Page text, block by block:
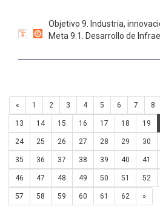
Objetivo 9. Industria,
Meta 9.1. Desarrollo de
« 1 2 3 4 5 6 7 8
13 14 15 16 17 18 19
24 25 26 27 28 29 30
35 36 37 38 39 40 41
46 47 48 49 50 51 52
57 58 59 60 61 62 »